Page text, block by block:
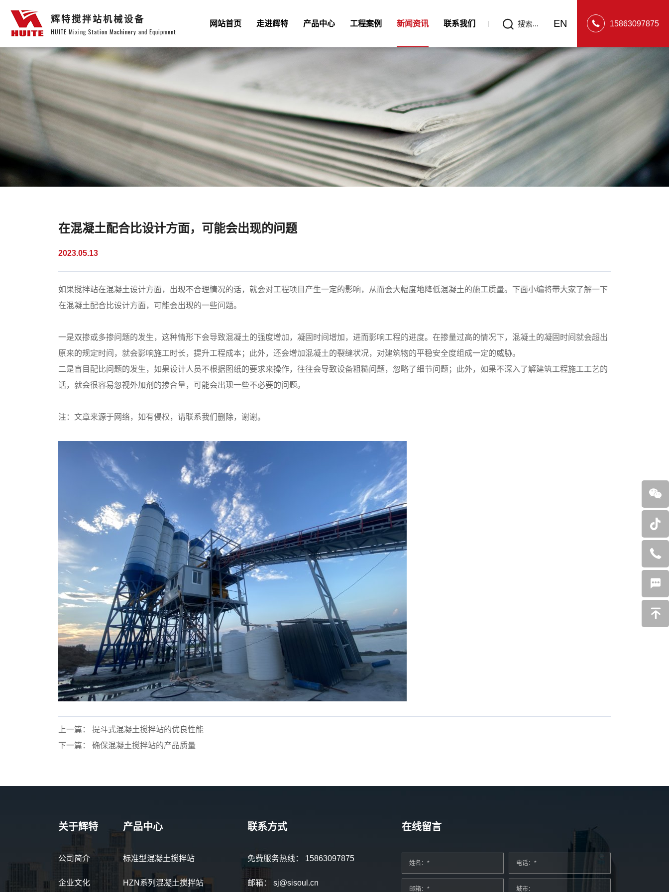
辉特搅拌站机械设备
HUITE Mixing Station Machinery and Equipment
15863097875
EN
搜索...
网站首页 走进辉特 产品中心 工程案例 新闻资讯 联系我们
在混凝土配合比设计方面，可能会出现的问题
2023.05.13
如果搅拌站在混凝土设计方面，出现不合理情况的话，就会对工程项目产生一定的影响，从而会大幅度地降低混凝土的施工质量。下面小编将带大家了解一下
在混凝土配合比设计方面，可能会出现的一些问题。
一是双掺或多掺问题的发生，这种情形下会导致混凝土的强度增加，凝固时间增加，进而影响工程的进度。在掺量过高的情况下，混凝土的凝固时间就会超出
原来的规定时间，就会影响施工时长，提升工程成本；此外，还会增加混凝土的裂缝状况，对建筑物的平稳安全度组成一定的威胁。
二是盲目配比问题的发生，如果设计人员不根据图纸的要求来操作，往往会导致设备粗糙问题，忽略了细节问题；此外，如果不深入了解建筑工程施工工艺的
话，就会很容易忽视外加剂的掺合量，可能会出现一些不必要的问题。
注：文章来源于网络，如有侵权，请联系我们删除，谢谢。
上一篇： 提斗式混凝土搅拌站的优良性能
下一篇： 确保混凝土搅拌站的产品质量
关于辉特
公司简介
企业文化
产品中心
标准型混凝土搅拌站
HZN系列混凝土搅拌站
联系方式
免费服务热线： 15863097875
邮箱： sj@sisoul.cn
在线留言
姓名：* 电话：*
邮箱：* 城市：